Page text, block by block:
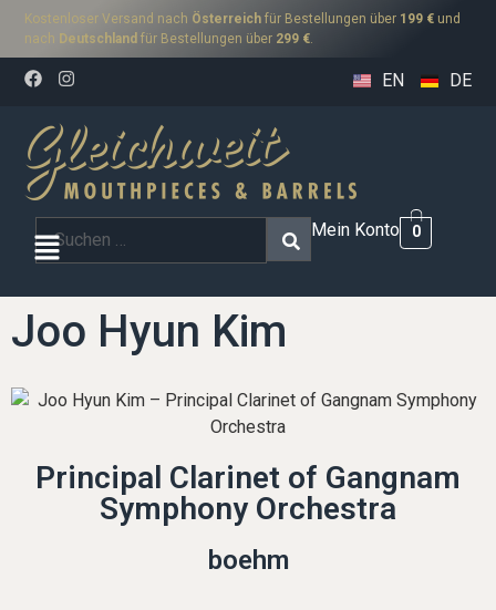
Kostenloser Versand nach Österreich für Bestellungen über 199 € und
nach Deutschland für Bestellungen über 299 €.
EN DE
Mein Konto 0
Joo Hyun Kim
Principal Clarinet of Gangnam
Symphony Orchestra
boehm